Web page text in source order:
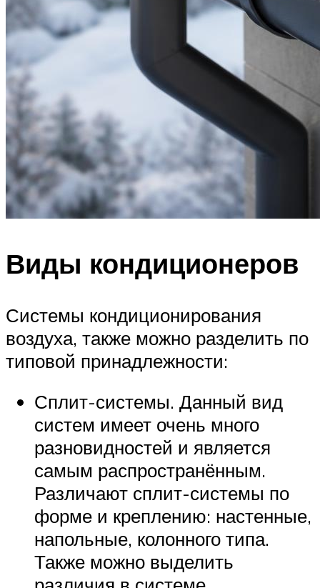
Виды кондиционеров
Системы кондиционирования
воздуха, также можно разделить по
типовой принадлежности:
Сплит-системы. Данный вид
систем имеет очень много
разновидностей и является
самым распространённым.
Различают сплит-системы по
форме и креплению: настенные,
напольные, колонного типа.
Также можно выделить